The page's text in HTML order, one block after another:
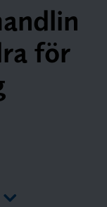
för
post